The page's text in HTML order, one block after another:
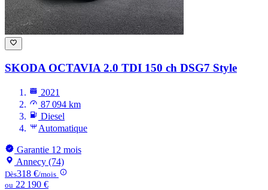
SKODA OCTAVIA 2.0 TDI 150 ch DSG7 Style
2021
87 094 km
Diesel
Automatique
Garantie 12 mois
Annecy (74)
Dès318 €/mois
ou 22 190 €